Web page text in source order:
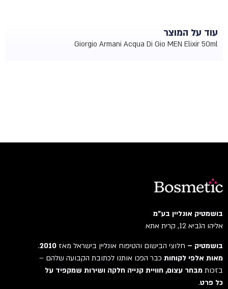
עוד על המוצר
Giorgio Armani Acqua Di Gio MEN Elixir 50ml
בושמטיק אונליין בע"מ
אליהו הנביא 12, קרית אתא
בושמטיק –חלוצי הבישום והטיפוח אונליין בישראל מאז2010
.
מאות אלפי לקוחותכבר הפכו אותנו לכתובת הקבועה שלהם –
בזכותמבחר עצום, חוויית קנייה חלקה ושירות שמקפיד על
כל פרט.